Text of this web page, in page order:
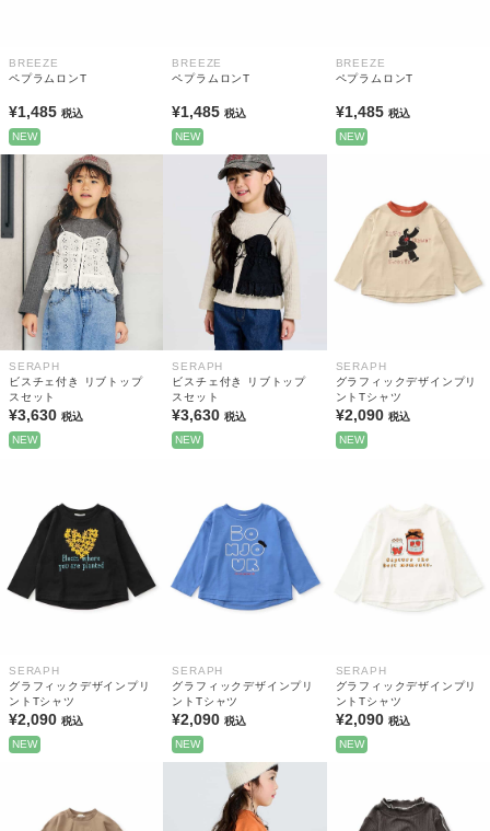
BREEZE
ペプラムロンT
¥1,485 税込
NEW
BREEZE
ペプラムロンT
¥1,485税込
NEW
BREEZE
ペプラムロンT
¥1,485 税込
NEW
SERAPH
ビスチェ付き リブトップ
スセット
¥3,630 税込
NEW
SERAPH
ビスチェ付き リブトップ
スセット
¥3,630税込
NEW
SERAPH
グラフィックデザインプリ
ントTシャツ
¥2,090 税込
NEW
SERAPH
グラフィックデザインプリ
ントTシャツ
¥2,090 税込
NEW
SERAPH
グラフィックデザインプリ
ントTシャツ
¥2,090税込
NEW
SERAPH
グラフィックデザインプリ
ントTシャツ
¥2,090 税込
NEW